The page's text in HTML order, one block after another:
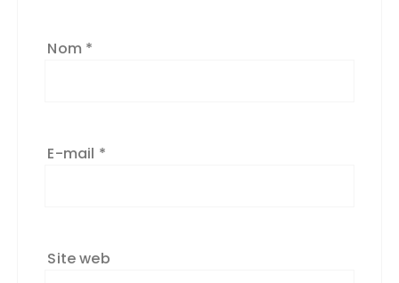
Nom *
E-mail *
Site web